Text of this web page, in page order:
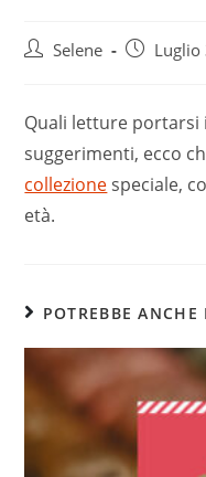
PostSelene
PostLuglio
Quali letture portarsi
suggerimenti, ecco
collezionespeciale,
età.
POTREBBE ANCHE